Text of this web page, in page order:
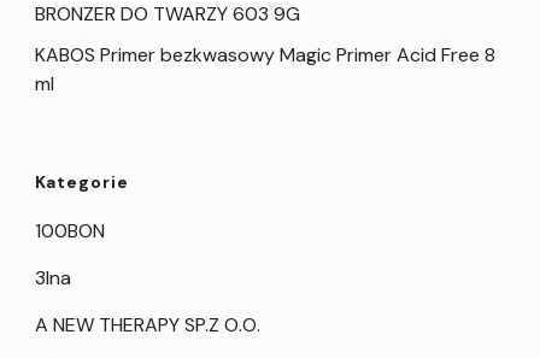
BRONZER DO TWARZY 603 9G
KABOS Primer bezkwasowy Magic Primer Acid Free 8
ml
Kategorie
100BON
3Ina
A NEW THERAPY SP.Z O.O.